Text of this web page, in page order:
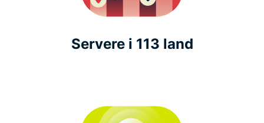
Servere i 113 land